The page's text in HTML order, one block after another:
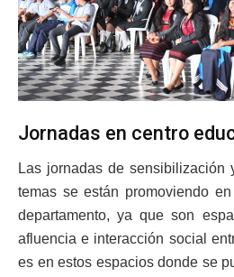
Jornadas en centro
Las jornadas de sensibilización
temas se están promoviendo
departamento, ya que son
afluencia e interacción social
es en estos espacios donde se